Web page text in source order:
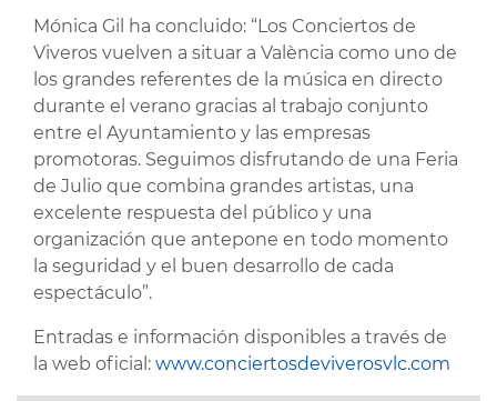
Mónica Gil ha concluido: “Los Conciertos de
Viveros vuelven a situar a València como uno de
los grandes referentes de la música en directo
durante el verano gracias al trabajo conjunto
entre el Ayuntamiento y las empresas
promotoras. Seguimos disfrutando de una Feria
de Julio que combina grandes artistas, una
excelente respuesta del público y una
organización que antepone en todo momento
la seguridad y el buen desarrollo de cada
espectáculo”.
Entradas e información disponibles a través de
la web oficial: www.conciertosdeviverosvlc.com